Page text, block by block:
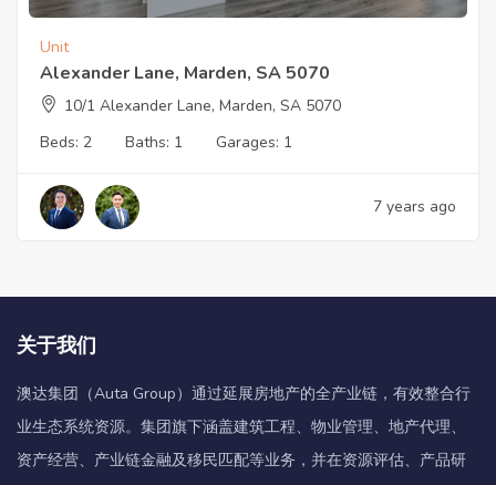
Unit
Alexander Lane, Marden, SA 5070
10/1 Alexander Lane, Marden, SA 5070
Beds: 2 Baths: 1 Garages: 1
7 years ago
关于我们
澳达集团（Auta Group）通过延展房地产的全产业链，有效整合行
业生态系统资源。集团旗下涵盖建筑工程、物业管理、地产代理、
资产经营、产业链金融及移民匹配等业务，并在资源评估、产品研